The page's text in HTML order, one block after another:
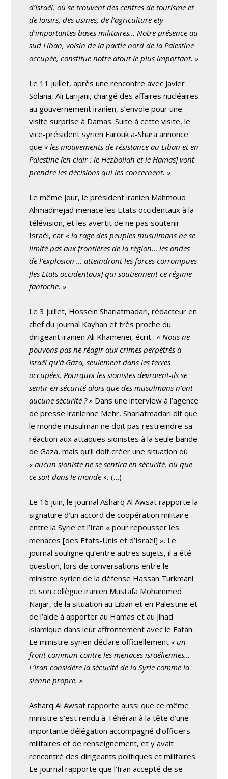
d’Israël, où se trouvent des centres de tourisme et
de loisirs, des usines, de l’agriculture ety
d’importantes bases militaires… Notre présence au
sud Liban, voisin de la partie nord de la Palestine
occupée, constitue notre atout le plus important. »
Le 11 juillet, après une rencontre avec Javier
Solana, Ali Larijani, chargé des affaires nucléaires
au gouvernement iranien, s’envole pour une
visite surprise à Damas. Suite à cette visite, le
vice-président syrien Farouk a-Shara annonce
que« les mouvements de résistance au Liban et en
Palestine [en clair : le Hezbollah et le Hamas] vont
prendre les décisions qui les concernent. »
Le même jour, le président iranien Mahmoud
Ahmadinejad menace les Etats occidentaux à la
télévision, et les avertit de ne pas soutenir
Israël, car« la rage des peuples musulmans ne se
limité pas aux frontières de la région… les ondes
de l’explosion … atteindront les forces corrompues
[les Etats occidentaux] qui soutiennent ce régime
fantoche. »
Le 3 juillet, Hossein Shariatmadari, rédacteur en
chef du journal Kayhan et très proche du
dirigeant iranien Ali Khamenei, écrit : « Nous ne
pouvons pas ne réagir aux crimes perpétrés à
Israël qu’à Gaza, seulement dans les terres
occupées. Pourquoi les sionistes devraient-ils se
sentir en sécurité alors que des musulmans n’ont
aucune sécurité ? » Dans une interview à l’agence
de presse iranienne Mehr, Shariatmadari dit que
le monde musulman ne doit pas restreindre sa
réaction aux attaques sionistes à la seule bande
de Gaza, mais qu’il doit créer une situation où
« aucun sioniste ne se sentira en sécurité, où que
ce soit dans le monde ». (…)
Le 16 juin, le journal Asharq Al Awsat rapporte la
signature d’un accord de coopération militaire
entre la Syrie et l’Iran « pour repousser les
menaces [des Etats-Unis et d’Israël] ». Le
journal souligne qu’entre autres sujets, il a été
question, lors de conversations entre le
ministre syrien de la défense Hassan Turkmani
et son collègue iranien Mustafa Mohammed
Naijar, de la situation au Liban et en Palestine et
de l’aide à apporter au Hamas et au Jihad
islamique dans leur affrontement avec le Fatah.
Le ministre syrien déclare officiellement« un
front commun contre les menaces israéliennes…
L’Iran considère la sécurité de la Syrie comme la
sienne propre. »
Asharq Al Awsat rapporte aussi que ce même
ministre s’est rendu à Téhéran à la tête d’une
importante délégation accompagné d’officiers
militaires et de renseignement, et y avait
rencontré des dirigeants politiques et militaires.
Le journal rapporte que l’Iran accepté de se